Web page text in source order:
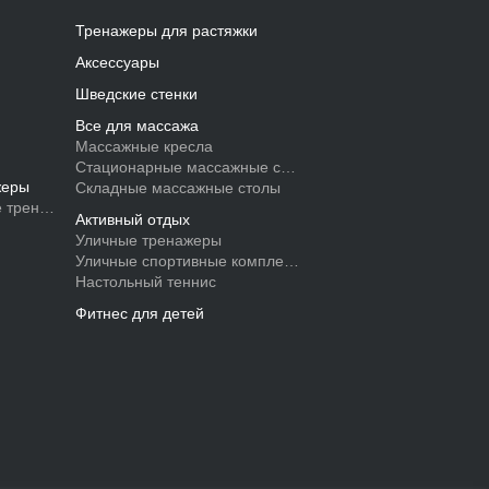
Тренажеры для растяжки
Аксессуары
Шведские стенки
Все для массажа
Массажные кресла
Стационарные массажные столы
Складные массажные столы
Активный отдых
Уличные тренажеры
Уличные спортивные комплексы
Настольный теннис
Фитнес для детей